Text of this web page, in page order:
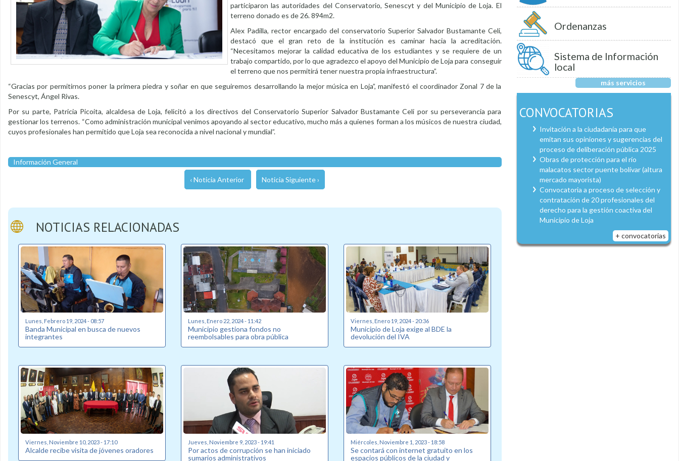
participaron las autoridades del Conservatorio, Senescyt y del Municipio de Loja. El
terreno donado es de 26. 894m2.
Alex Padilla, rector encargado del conservatorio Superior Salvador Bustamante Celi,
destacó que el gran reto de la institución es caminar hacia la acreditación.
“Necesitamos mejorar la calidad educativa de los estudiantes y se requiere de un
trabajo compartido, por lo que agradezco el apoyo del Municipio de Loja para conseguir
el terreno que nos permitirá tener nuestra propia infraestructura”.
“Gracias por permitirnos poner la primera piedra y soñar en que seguiremos desarrollando la mejor música en Loja”, manifestó el coordinador Zonal 7 de la
Senescyt, Ángel Rivas.
Por su parte, Patricia Picoita, alcaldesa de Loja, felicitó a los directivos del Conservatorio Superior Salvador Bustamante Celi por su perseverancia para
gestionar los terrenos. “Como administración municipal venimos apoyando al sector educativo, mucho más a quienes forman a los músicos de nuestra ciudad,
cuyos profesionales han permitido que Loja sea reconocida a nivel nacional y mundial”.
Información General
‹ Noticia Anterior Noticia Siguiente ›
NOTICIAS RELACIONADAS
Lunes, Febrero 19, 2024 - 08:57
Banda Municipal en busca de nuevos
integrantes
Lunes, Enero 22, 2024 - 11:42
Municipio gestiona fondos no
reembolsables para obra pública
Viernes, Enero 19, 2024 - 20:36
Municipio de Loja exige al BDE la
devolución del IVA
Viernes, Noviembre 10, 2023 - 17:10
Alcalde recibe visita de jóvenes oradores
Jueves, Noviembre 9, 2023 - 19:41
Por actos de corrupción se han iniciado
sumarios administrativos
Miércoles, Noviembre 1, 2023 - 18:58
Se contará con internet gratuito en los
espacios públicos de la ciudad y
Ordenanzas
Sistema de Información
local
más servicios
CONVOCATORIAS
Invitación a la ciudadanía para que
emitan sus opiniones y sugerencias del
proceso de deliberación pública 2025
Obras de protección para el río
malacatos sector puente bolívar (altura
mercado mayorista)
Convocatoria a proceso de selección y
contratación de 20 profesionales del
derecho para la gestión coactiva del
Municipio de Loja
+ convocatorias